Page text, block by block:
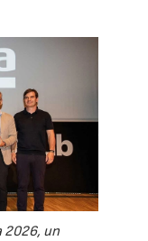
2026, un